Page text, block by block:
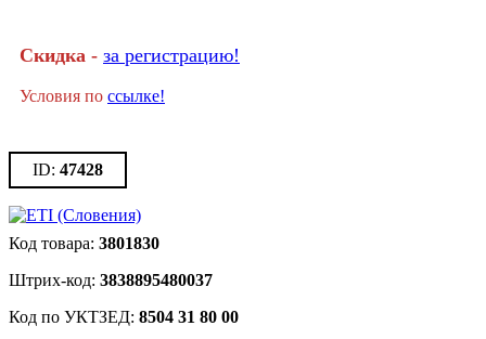
Скидка - за регистрацию!
Условия по ссылке!
47428
3801830
3838895480037
8504 31 80 00